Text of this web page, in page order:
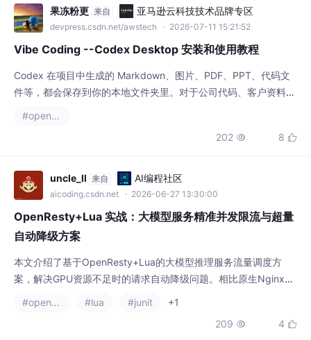
果冻粉更 来自 亚马逊云科技技术品牌专区
devpress.csdn.net/awstech · 2026-07-11 15:21:52
Vibe Coding --Codex Desktop 安装和使用教程
Codex 在项目中生成的 Markdown、图片、PDF、PPT、代码文
件等，都会保存到你的本地文件夹里。对于公司代码、客户资料、
Codex 先给出计划。第二，使用 Agent 的能力不只在于会提问，
更在于会管理：给清楚的目标，提供必要上下文，要求它先计划，
行型助手：能读项目文件
#openresty
202  8 
uncle_ll 来自 AI编程社区
aicoding.csdn.net · 2026-06-27 13:30:00
OpenResty+Lua 实战：大模型服务精准并发限流与超量
自动降级方案
本文介绍了基于OpenResty+Lua的大模型推理服务流量调度方
案，解决GPU资源不足时的请求自动降级问题。相比原生Nginx方
势。核心实现包括：1）封装阿里云Qwen3 API为统一接口；2）
通过OpenResty共享内存实现原子级并发计数；3）动态路由逻辑
#openresty #lua #junit
+1
209  4 